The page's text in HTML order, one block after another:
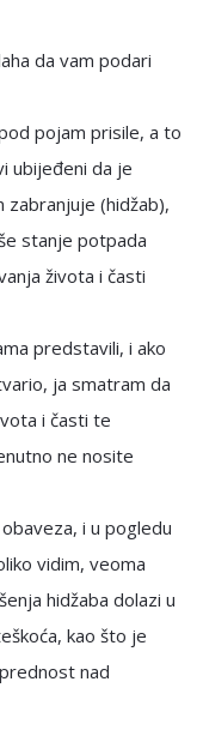
da vam podari
pojam prisile, a to
ubijeđeni da je
(hidžab),
stanje potpada
života i časti
predstavili, i ako
ja smatram da
i časti te
ne nosite
i u pogledu
vidim, veoma
hidžaba dolazi u
kao što je
nad